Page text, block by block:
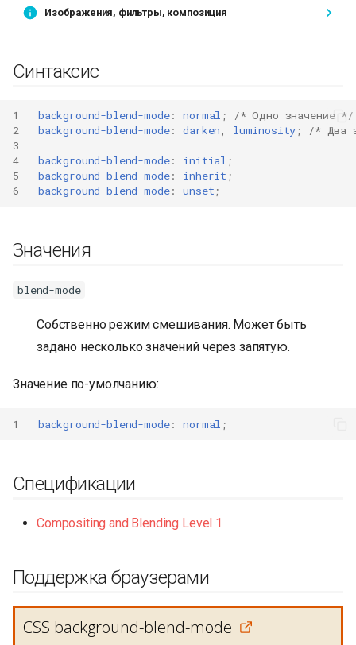
Изображения, фильтры, композиция
Синтаксис
1
2
3
4
5
6
background-blend-mode: normal ;
/* Одно значение */
background-blend-mode: darken, luminosity; /* Два
background-blend-mode: initial ;
background-blend-mode: inherit ;
background-blend-mode: unset;
Значения
blend-mode
Собственно режим смешивания. Может быть
задано несколько значений через запятую.
Значение по-умолчанию:
1 background-blend-mode: normal ;
Спецификации
Compositing and Blending Level 1
Поддержка браузерами